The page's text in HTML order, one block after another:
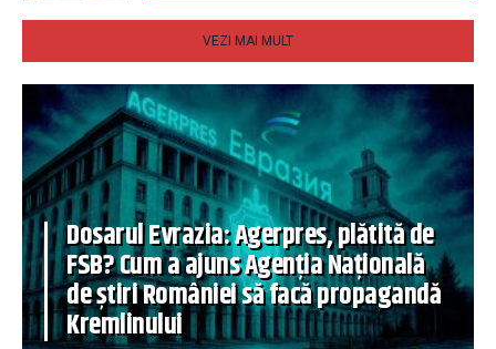
VEZI MAI MULT
Dosarul Evrazia: Agerpres, plătită de
FSB? Cum a ajuns Agenția Națională
de știri României să facă propagandă
Kremlinului